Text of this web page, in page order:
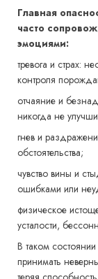
Главная
часто
эмоциями:
тревога и страх:
контроля
отчаяние и
никогда не
гнев и
обстоятельства;
чувство вины и
ошибками или
физическое
усталости,
В таком
принимать